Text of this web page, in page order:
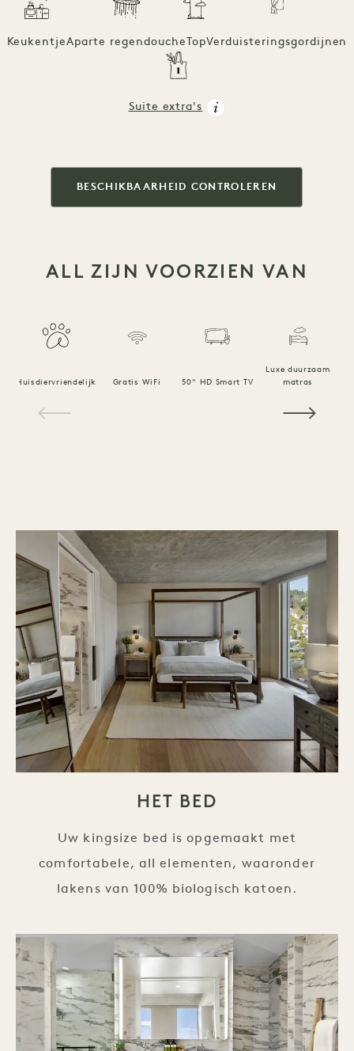
KeukentjeAparte regendouche TopVerduisteringsgordijnen
Suite extra's
BESCHIKBAARHEID CONTROLEREN
ALL ZIJN VOORZIEN VAN
Huisdiervriendelijk Gratis WiFi 50" HD Smart TV
Luxe duurzaam
matras
HET BED
Uw kingsize bed is opgemaakt met
comfortabele, all elementen, waaronder
lakens van 100% biologisch katoen.